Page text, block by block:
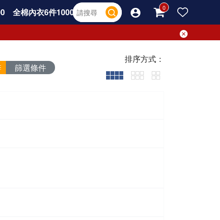
全棉內衣6件1000
篩選條件
排序方式：